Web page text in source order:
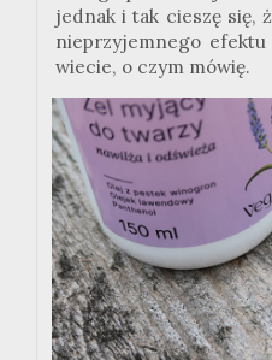
jednak i tak cieszę się,
nieprzyjemnego
wiecie, o czym mówię.